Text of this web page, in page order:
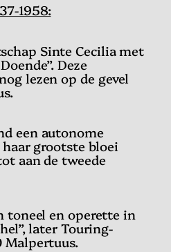
1958:
Sinte Cecilia met
Deze
lezen op de gevel
een autonome
grootste bloei
aan de tweede
toneel en operette in
later Touring-
Malpertuus.